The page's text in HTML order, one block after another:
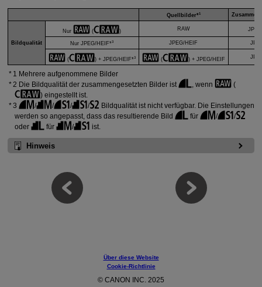
Quellbilder*1
Bildqualität
Nur ( ) RAW
Nur JPEG/HEIF*3 JPEG/HEIF
( ) + JPEG/HEIF*3 ( ) + JPEG/HEIF
1 Mehrere aufgenommene Bilder
2 Die Bildqualität der zusammengesetzten Bilder ist
, wenn
(
) eingestellt ist.
3
/ / / /
Bildqualität ist nicht verfügbar. Die Einstellungen
werden so angepasst, dass das resultierende Bild
für /
/
oder
für / ist.
Hinweis
Über diese Website
Cookie-Richtlinie
© CANON INC. 2025